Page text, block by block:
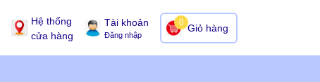
Hệ thống
cửa hàng
Tài khoản
Đăng nhập
Giỏ hàng
0